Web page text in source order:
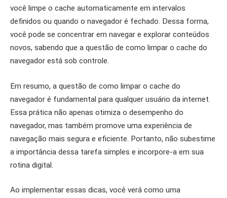
você limpe o cache automaticamente em intervalos
definidos ou quando o navegador é fechado. Dessa forma,
você pode se concentrar em navegar e explorar conteúdos
novos, sabendo que a questão de como limpar o cache do
navegador está sob controle.
Em resumo, a questão de como limpar o cache do
navegador é fundamental para qualquer usuário da internet.
Essa prática não apenas otimiza o desempenho do
navegador, mas também promove uma experiência de
navegação mais segura e eficiente. Portanto, não subestime
a importância dessa tarefa simples e incorpore-a em sua
rotina digital.
Ao implementar essas dicas, você verá como uma